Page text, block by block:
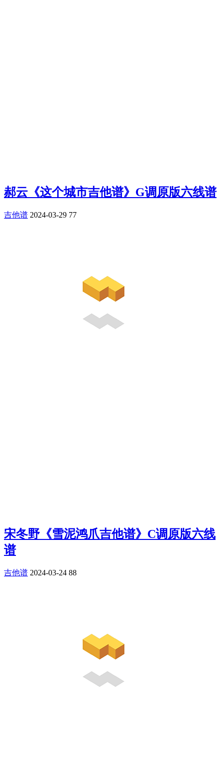
郝云《这个城市吉他谱》G调原版六线谱
吉他谱 2024-03-29 77
宋冬野《雪泥鸿爪吉他谱》C调原版六线
谱
吉他谱 2024-03-24 88